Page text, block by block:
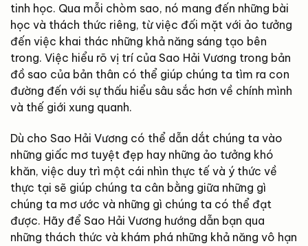
tinh học. Qua mỗi chòm sao, nó mang đến những bài
học và thách thức riêng, từ việc đối mặt với ảo tưởng
đến việc khai thác những khả năng sáng tạo bên
trong. Việc hiểu rõ vị trí của Sao Hải Vương trong bản
đồ sao của bản thân có thể giúp chúng ta tìm ra con
đường đến với sự thấu hiểu sâu sắc hơn về chính mình
và thế giới xung quanh.
Dù cho Sao Hải Vương có thể dẫn dắt chúng ta vào
những giấc mơ tuyệt đẹp hay những ảo tưởng khó
khăn, việc duy trì một cái nhìn thực tế và ý thức về
thực tại sẽ giúp chúng ta cân bằng giữa những gì
chúng ta mơ ước và những gì chúng ta có thể đạt
được. Hãy để Sao Hải Vương hướng dẫn bạn qua
những thách thức và khám phá những khả năng vô hạn